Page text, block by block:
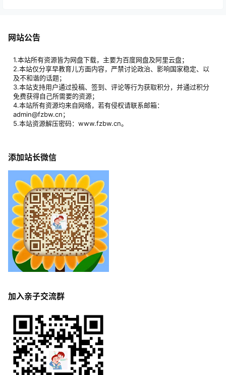
网站公告
1.本站所有资源皆为网盘下载，主要为百度网盘及阿里云盘；
2.本站仅分享早教育儿方面内容，严禁讨论政治、影响国家稳定、以
及不和谐的话题；
3.本站支持用户通过投稿、签到、评论等行为获取积分，并通过积分
免费获得自己所需要的资源；
4.本站所有资源均来自网络，若有侵权请联系邮箱：
admin@fzbw.cn；
5.本站资源解压密码：www.fzbw.cn。
添加站长微信
加入亲子交流群